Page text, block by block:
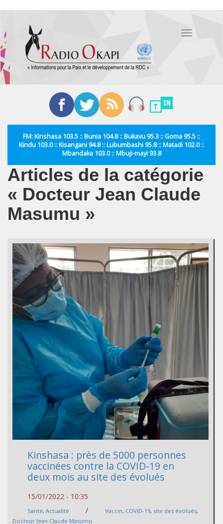
contenu
principal
Toggle
FM: Kinshasa 103.5 :: Bunia 104.8 :: Bukavu 95.3 :: Goma 95.5 ::
Kindu 103.0 :: Kisangani 94.8 :: Lubumbashi 95.8 :: Matadi 102.0 ::
Mbandaka 103.0 :: Mbuji-mayi 93.8
Articles de la catégorie
« Docteur Jean Claude
Masumu »
Kinshasa : près de 5000 personnes
vaccinées contre la COVID-19 en
deux mois au site des évolués
15/01/2022 - 10:35
Santé, Actualité / Vaccin, COVID-19, site des évolués,
Docteur Jean Claude Masumu